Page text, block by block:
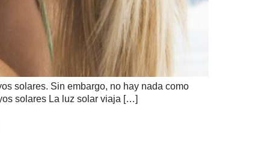
solares. Sin embargo, no hay nada como
solares La luz solar viaja […]